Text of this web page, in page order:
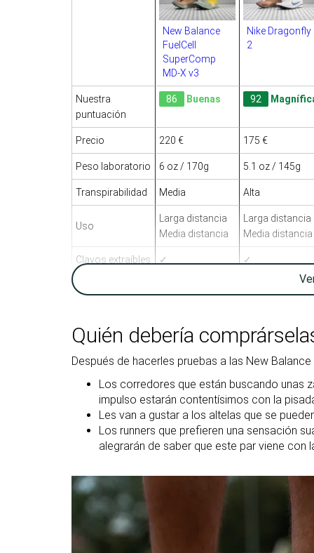
New Balance
FuelCell
SuperComp
MD-X v3
Nike Dragonfly
2
Nuestra
puntuación
86 Buenas 92
Precio 220 € 175 €
Peso laboratorio 6 oz / 170g 5.1 oz / 145g
Transpirabilidad Media Alta
Uso
Larga distancia
Media distancia
Larga distancia
Media distancia
Clavos extraíbles ✓ ✓
Anchura / ajuste
parte delantera
Talla
Media talla más
pequeñas
Tallan bien
Rigidez de la
mediasuela
Blanda Firme
lengüeta
Flexibilidad
Rigidez torsional
Quién debería
Después de hacerles pruebas a las New
Los corredores que están buscando unas
impulso estarán contentísimos con la
Les van a gustar a los altelas que se
Los runners que prefieren una sensación
alegrarán de saber que este par viene con